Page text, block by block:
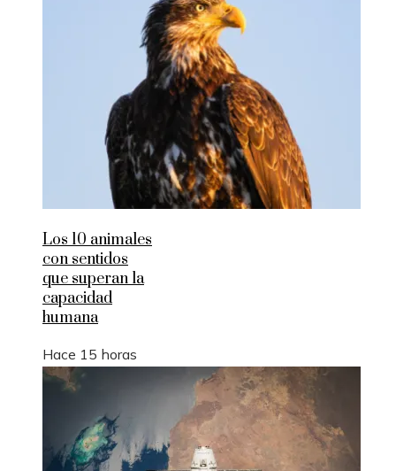
Los 10 animales
con sentidos
que superan la
capacidad
humana
Hace 15 horas